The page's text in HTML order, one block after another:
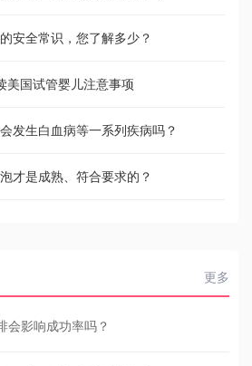
安全常识，您了解多少？
美国试管婴儿注意事项
发生白血病等一系列疾病吗？
才是成熟、符合要求的？
更多
会影响成功率吗？